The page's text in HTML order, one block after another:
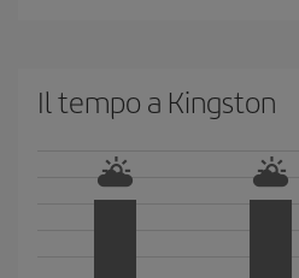
Il tempo a Kingston